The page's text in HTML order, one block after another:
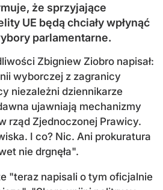
że sprzyjające
UE będą chciały wpłynąć
parlamentarne.
Zbigniew Ziobro napisał:
wyborczej z zagranicy
niezależni dziennikarze
ujawniają mechanizmy
rząd Zjednoczonej Prawicy.
I co? Nic. Ani prokuratura
nie drgnęła".
"teraz napisali o tym oficjalnie